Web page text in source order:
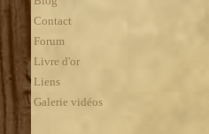
Contact
Forum
Livre d'or
Liens
Galerie vidéos